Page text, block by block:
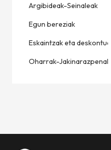
Argibideak-Seinaleak
Egun bereziak
Eskaintzak eta deskontuak
Oharrak-Jakinarazpenak